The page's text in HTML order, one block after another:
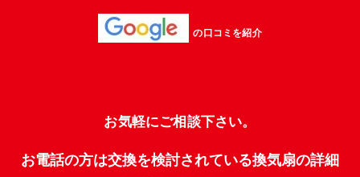
の口コミを紹介
お気軽にご相談下さい。
お電話の方は交換を検討されている換気扇の詳細